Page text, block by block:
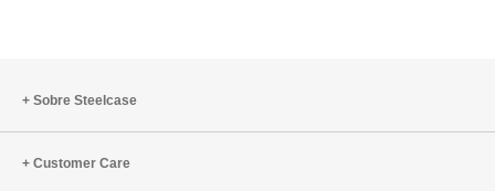
Sobre Steelcase
Customer Care